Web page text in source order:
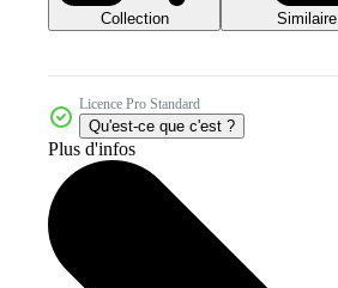
Collection Similaire
Licence Pro Standard
Qu'est-ce que c'est ?
Plus d'infos